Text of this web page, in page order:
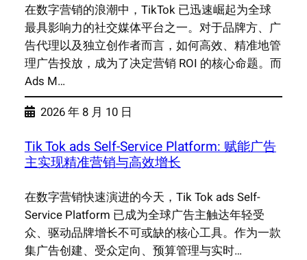
在数字营销的浪潮中，TikTok 已迅速崛起为全球
最具影响力的社交媒体平台之一。对于品牌方、广
告代理以及独立创作者而言，如何高效、精准地管
理广告投放，成为了决定营销 ROI 的核心命题。而
Ads M…
2026 年 8 月 10 日
Tik Tok ads Self-Service Platform: 赋能广告
主实现精准营销与高效增长
在数字营销快速演进的今天，Tik Tok ads Self-
Service Platform 已成为全球广告主触达年轻受
众、驱动品牌增长不可或缺的核心工具。作为一款
集广告创建、受众定向、预算管理与实时…